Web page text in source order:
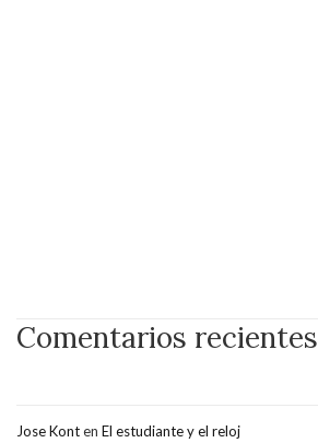
Comentarios recientes
Jose Konten El estudiante y el reloj